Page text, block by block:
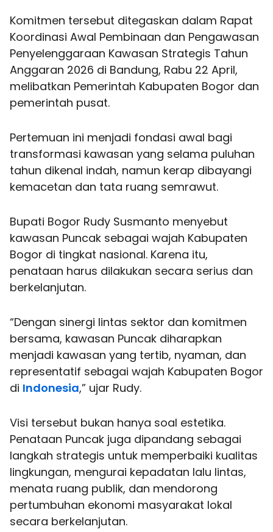
Komitmen tersebut ditegaskan dalam Rapat
Koordinasi Awal Pembinaan dan Pengawasan
Penyelenggaraan Kawasan Strategis Tahun
Anggaran 2026 di Bandung, Rabu 22 April,
melibatkan Pemerintah Kabupaten Bogor dan
pemerintah pusat.
Pertemuan ini menjadi fondasi awal bagi
transformasi kawasan yang selama puluhan
tahun dikenal indah, namun kerap dibayangi
kemacetan dan tata ruang semrawut.
Bupati Bogor Rudy Susmanto menyebut
kawasan Puncak sebagai wajah Kabupaten
Bogor di tingkat nasional. Karena itu,
penataan harus dilakukan secara serius dan
berkelanjutan.
“Dengan sinergi lintas sektor dan komitmen
bersama, kawasan Puncak diharapkan
menjadi kawasan yang tertib, nyaman, dan
representatif sebagai wajah Kabupaten Bogor
di Indonesia,” ujar Rudy.
Visi tersebut bukan hanya soal estetika.
Penataan Puncak juga dipandang sebagai
langkah strategis untuk memperbaiki kualitas
lingkungan, mengurai kepadatan lalu lintas,
menata ruang publik, dan mendorong
pertumbuhan ekonomi masyarakat lokal
secara berkelanjutan.